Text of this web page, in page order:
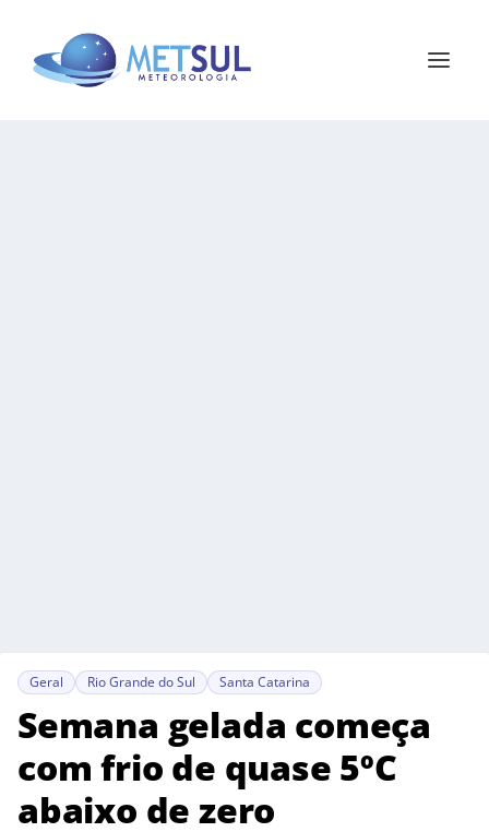
Geral Rio Grande do Sul Santa Catarina
Semana gelada começa
com frio de quase 5ºC
abaixo de zero